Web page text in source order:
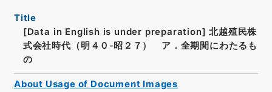
Title
[Data in English is under preparation] 北越殖民株
式会社時代（明４０‐昭２７） ア．全期間にわたるも
の
About Usage of Document Images